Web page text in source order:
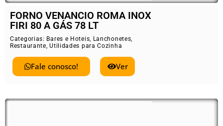
FORNO VENANCIO ROMA INOX
FIRI 80 A GÁS 78 LT
Categorias: Bares e Hoteis, Lanchonetes,
Restaurante,Utilidades para Cozinha
Fale conosco! Ver